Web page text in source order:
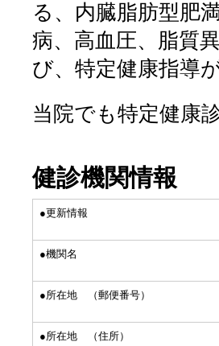
る、内臓脂肪型肥
病、高血圧、脂質
び、特定健康指導
当院でも特定健康
健診機関情報
●更新情報
●機関名
●所在地 （郵便番号）
●所在地 （住所）